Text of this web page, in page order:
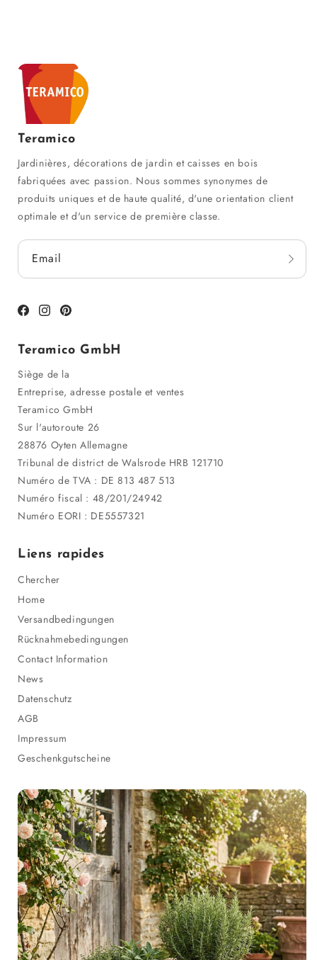
Teramico
Jardinières, décorations de jardin et caisses en bois
fabriquées avec passion. Nous sommes synonymes de
produits uniques et de haute qualité, d'une orientation client
optimale et d'un service de première classe.
Email
Facebook
InstagramPinterest
Teramico GmbH
Siège de la
Entreprise, adresse postale et ventes
Teramico GmbH
Sur l'autoroute 26
28876 Oyten Allemagne
Tribunal de district de Walsrode HRB 121710
Numéro de TVA : DE 813 487 513
Numéro fiscal : 48/201/24942
Numéro EORI : DE5557321
Liens rapides
Chercher
Home
Versandbedingungen
Rücknahmebedingungen
Contact Information
News
Datenschutz
AGB
Impressum
Geschenkgutscheine